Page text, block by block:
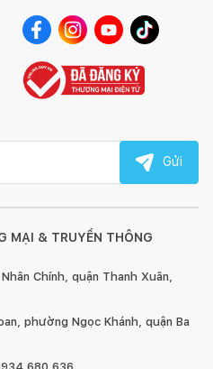
MẠI & TRUYỀN THÔNG
Chính, quận Thanh Xuân,
phường Ngọc Khánh, quận Ba
Gửi